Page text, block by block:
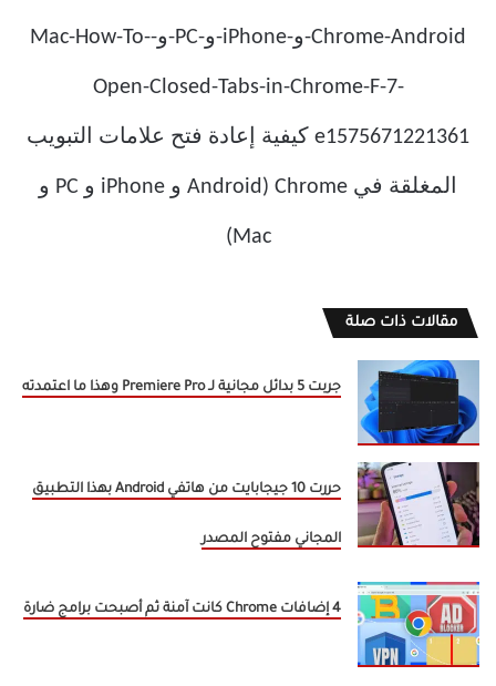
مقالات ذات صلة
جربت 5 بدائل مجانية لـ Premiere Pro وهذا ما اعتمدته
حررت 10 جيجابايت من هاتفي Android بهذا التطبيق
المجاني مفتوح المصدر
4 إضافات Chrome كانت آمنة ثم أصبحت برامج ضارة